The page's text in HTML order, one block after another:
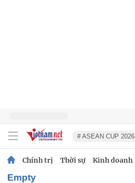
# ASEAN CUP 2026
Chính trị Thời sự Kinh doanh
empty